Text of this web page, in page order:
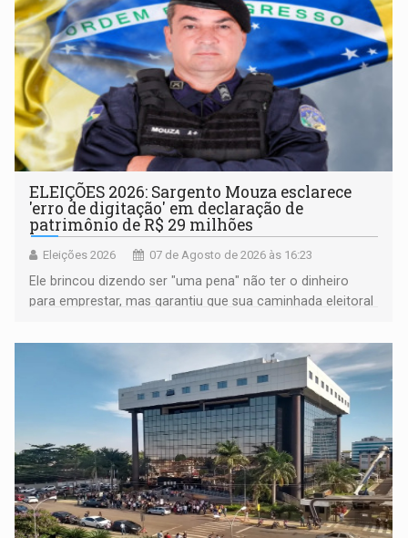
ELEIÇÕES 2026: Sargento Mouza esclarece
'erro de digitação' em declaração de
patrimônio de R$ 29 milhões
Eleições 2026 07 de Agosto de 2026 às 16:23
Ele brincou dizendo ser "uma pena" não ter o dinheiro
para emprestar, mas garantiu que sua caminhada eleitoral